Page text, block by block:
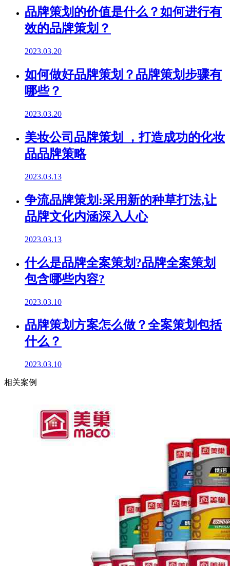
品牌策划的价值是什么？如何进行有
效的品牌策划？
2023.03.20
如何做好品牌策划？品牌策划步骤有
哪些？
2023.03.20
美妆公司品牌策划 ，打造成功的化妆
品品牌策略
2023.03.13
争流品牌策划:采用新的种草打法,让
品牌文化内涵深入人心
2023.03.13
什么是品牌全案策划?品牌全案策划
包含哪些内容?
2023.03.10
品牌策划方案怎么做？全案策划包括
什么？
2023.03.10
相关案例